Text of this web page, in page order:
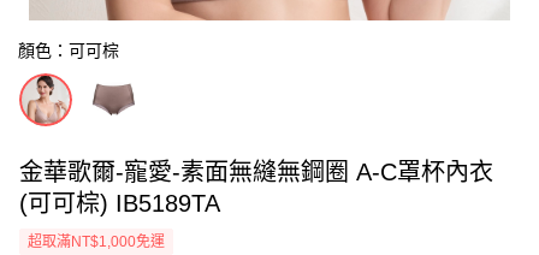
顏色：可可棕
金華歌爾-寵愛-素面無縫無鋼圈 A-C罩杯內衣
(可可棕) IB5189TA
超取滿NT$1,000免運